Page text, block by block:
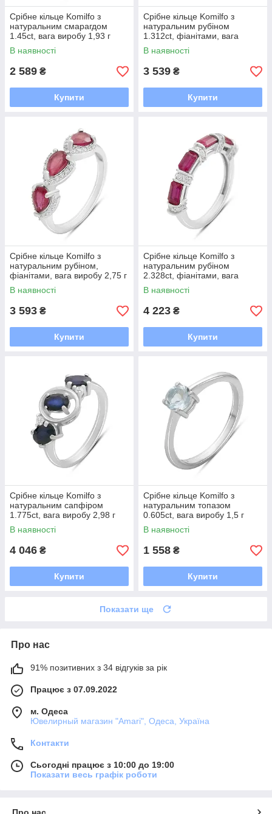
Срібне кільце Komilfo з
натуральним смарагдом
1.45ct, вага виробу 1,93 г
(2214106) 17.5 розмір
В наявності
2 589 ₴
Купити
Срібне кільце Komilfo з
натуральним рубіном
1.312ct, фіанітами, вага
виробу 2,55 г (2205067) 17
розмір
В наявності
3 539 ₴
Купити
Срібне кільце Komilfo з
натуральним рубіном,
фіанітами, вага виробу 2,75 г
(2205142) 18 розмір
В наявності
3 593 ₴
Купити
Срібне кільце Komilfo з
натуральним рубіном
2.328ct, фіанітами, вага
виробу 3,09 г (2205296) 18.5
розмір
В наявності
4 223 ₴
Купити
Срібне кільце Komilfo з
натуральним сапфіром
1.775ct, вага виробу 2,98 г
(2194743) 18 розмір
В наявності
4 046 ₴
Купити
Срібне кільце Komilfo з
натуральним топазом
0.605ct, вага виробу 1,5 г
(2179474) 17 розмір
В наявності
1 558 ₴
Купити
Показати ще
Про нас
91% позитивних з 34 відгуків за рік
Працює з 07.09.2022
м. Одеса
Ювелирный магазин "Amari", Одеса, Україна
Контакти
Сьогодні працює з 10:00 до 19:00
Показати весь графік роботи